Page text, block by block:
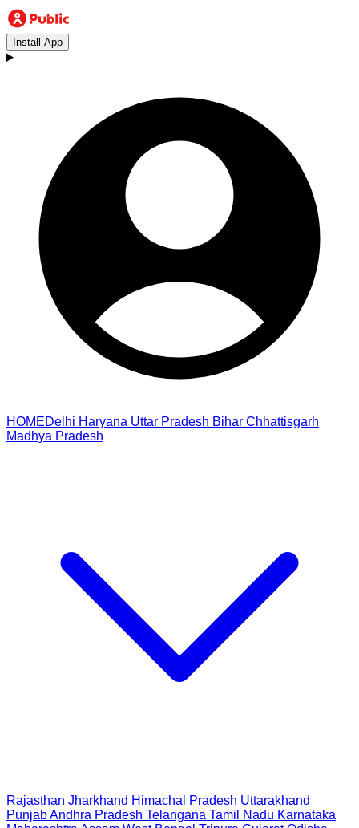
Install App
HOMEDelhi Haryana Uttar Pradesh Bihar Chhattisgarh
Madhya Pradesh
Rajasthan Jharkhand Himachal Pradesh Uttarakhand
PunjabAndhra Pradesh Telangana Tamil Nadu Karnataka